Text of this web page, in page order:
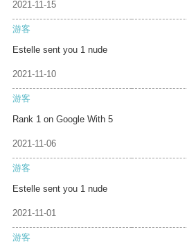
2021-11-15
游客
Estelle sent you 1 nude
2021-11-10
游客
Rank 1 on Google With 5
2021-11-06
游客
Estelle sent you 1 nude
2021-11-01
游客